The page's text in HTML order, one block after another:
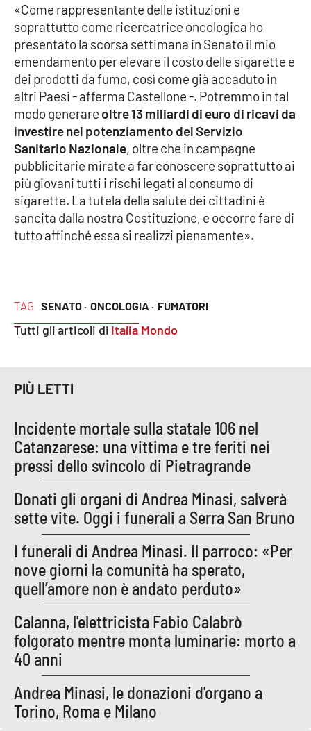
Imprese Di Calabria
Le perfidie di Antonella Grippo
Venti di comunicazione
STREAMING
LaC TV
LaC Network
EDIZIONI
LOCALI
Crotone
Reggio Calabria
Cosenza
Lamezia Terme
PROGETTI
SPECIALI
Buona Sanità Calabria
LA
CALABRIAVISIONE
Destinazioni
TAG SENATO · ONCOLOGIA · FUMATORI
Tutti gli articoli di Italia Mondo
«Come rappresentante delle istituzioni e
soprattutto come ricercatrice oncologica ho
presentato la scorsa settimana in Senato il mio
emendamento per elevare il costo delle sigarette e
dei prodotti da fumo, così come già accaduto in
altri Paesi - afferma Castellone -. Potremmo in tal
modo generare oltre 13 miliardi di euro di ricavi da
investire nel potenziamento del Servizio
Sanitario Nazionale, oltre che in campagne
pubblicitarie mirate a far conoscere soprattutto ai
più giovani tutti i rischi legati al consumo di
sigarette. La tutela della salute dei cittadini è
sancita dalla nostra Costituzione, e occorre fare di
tutto affinché essa si realizzi pienamente».
PIÙ LETTI
Incidente mortale sulla statale 106 nel
Catanzarese: una vittima e tre feriti nei
pressi dello svincolo di Pietragrande
Donati gli organi di Andrea Minasi, salverà
sette vite. Oggi i funerali a Serra San Bruno
I funerali di Andrea Minasi. Il parroco: «Per
nove giorni la comunità ha sperato,
quell’amore non è andato perduto»
Calanna, l'elettricista Fabio Calabrò
folgorato mentre monta luminarie: morto a
40 anni
Andrea Minasi, le donazioni d'organo a
Torino, Roma e Milano